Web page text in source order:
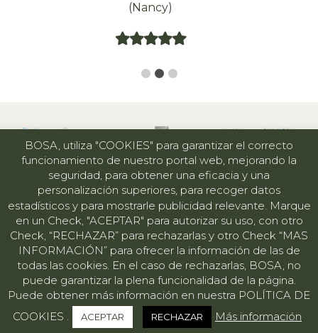
(Nancy)
Copyright © 2026 Bosa Tecnoestetica
Condiciones de venta| Condiciones de uso|Política de
cookies | FAQs | Designed byADComunicació
Página web financiada por la Unión Europea-Next
Generation EU
BOSA, utiliza "COOKIES" para garantizar el correcto
funcionamiento de nuestro portal web, mejorando la
seguridad, para obtener una eficacia y una
personalización superiores, para recoger datos
estadísticos y para mostrarle publicidad relevante. Marque
en un Check, "ACEPTAR" para autorizar su uso, con otro
Check, “RECHAZAR” para rechazarlas y otro Check “MAS
INFORMACIÓN” para ofrecer la información de las de
todas las cookies. En el caso de rechazarlas, BOSA, no
puede garantizar la plena funcionalidad de la página.
Puede obtener más información en nuestra POLÍTICA DE
COOKIES . ACEPTAR RECHAZAR Más información